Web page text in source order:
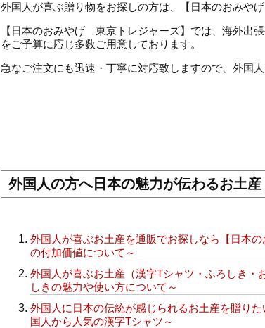
外国人 が喜ぶ贈り物をお探しの方は、【日本のおみや
【日本のおみやげ 東京トレジャーズ】では、海外出
をご予算に応じ多数ご用意しております。
急なご注文にも迅速・丁寧に対応致しますので、外国
外国人の方へ日本の魅力が伝わるお土産
外国人が喜ぶお土産を通販でお探しなら【日本
の付加価値について～
外国人が喜ぶお土産（漢字Tシャツ・ふろしき
しきの魅力や使い方について～
外国人に日本の伝統が感じられるお土産を贈り
国人から人気の漢字Tシャツ～